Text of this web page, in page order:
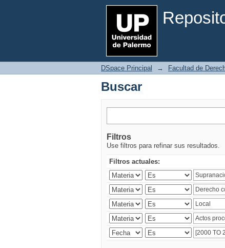
Buscar
DSpace Principal → Facultad de
Buscar
Filtros
Use filtros para refinar sus resultados.
Filtros actuales: